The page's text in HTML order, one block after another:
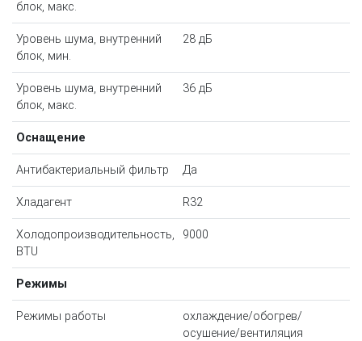
блок, макс.
Уровень шума, внутренний
блок, мин.
28 дБ
Уровень шума, внутренний
блок, макс.
36 дБ
Оснащение
Антибактериальный фильтр Да
Хладагент R32
Холодопроизводительность,
BTU
9000
Режимы
Режимы работы
охлаждение/обогрев/
осушение/вентиляция